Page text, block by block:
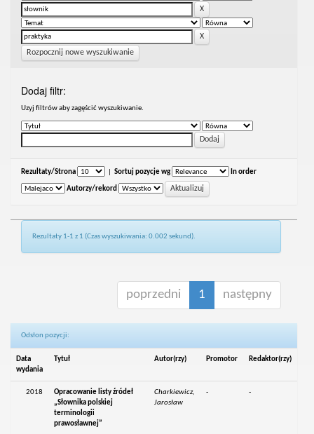
Rozpocznij nowe wyszukiwanie
Dodaj filtr:
Uzyj filtrów aby zagęścić wyszukiwanie.
Rezultaty/Strona Sortuj pozycje wg In order
Autorzy/rekord
Rezultaty 1-1 z 1 (Czas wyszukiwania: 0.002 sekund).
poprzedni 1 następny
Odsłon pozycji:
Data
wydania
Tytuł Autor(rzy) Promotor Redaktor(rzy)
2018
Opracowanie listy źródeł
„Słownika polskiej
terminologii
prawosławnej”
Charkiewicz,
Jarosław
- -